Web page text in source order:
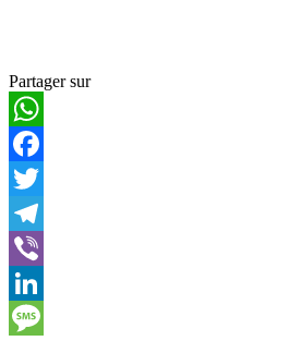
Partager sur
WhatsApp
Facebook
Twitter
Telegram
Viber
LinkedIn